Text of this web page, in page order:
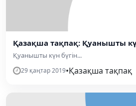
Қазақша тақпақ: Қуанышты
Қуанышты күн бүгін...
29 қаңтар 2019•Қазақша тақпақ